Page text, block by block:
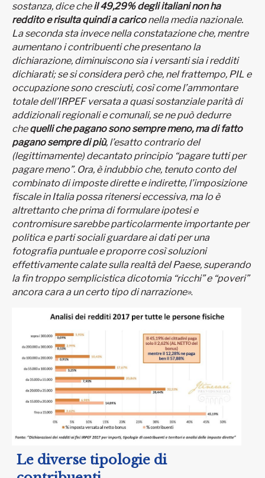
sostanza, dice cheil 49,29% degli italiani non ha
reddito e risulta quindi a cariconella media nazionale.
La seconda sta invece nella constatazione che, mentre
aumentano i contribuenti che presentano la
dichiarazione, diminuiscono sia i versanti sia i redditi
dichiarati; se si considera però che, nel frattempo, PIL e
occupazione sono cresciuti, così come l’ammontare
totale dell’IRPEF versata a quasi sostanziale parità di
addizionali regionali e comunali, se ne può dedurre
chequelli che pagano sono sempre meno, ma di fatto
pagano sempre di più, l’esatto contrario del
(legittimamente) decantato principio “pagare tutti per
pagare meno”. Ora, è indubbio che, tenuto conto del
combinato di imposte dirette e indirette, l’imposizione
fiscale in Italia possa ritenersi eccessiva, ma lo è
altrettanto che prima di formulare ipotesi e
contromisure sarebbe particolarmente importante per
politica e parti sociali guardare ai dati per una
fotografia puntuale e proporre così soluzioni
effettivamente calate sulla realtà del Paese, superando
la fin troppo semplicistica dicotomia “ricchi” e “poveri”
ancora cara a un certo tipo di narrazione».
Le diverse tipologie di